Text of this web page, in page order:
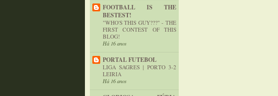
FOOTBALL IS THE
BESTEST!
"WHO'S THIS GUY???" - THE
FIRST CONTEST OF THIS
BLOG!
Há 16 anos
PORTAL FUTEBOL
LIGA SAGRES | PORTO 3-2
LEIRIA
Há 16 anos